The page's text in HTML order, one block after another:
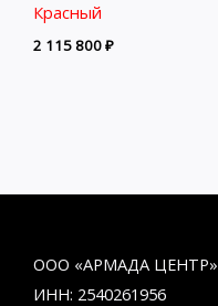
Красный
2 115 800₽
ООО «АРМАДА ЦЕНТР»
ИНН: 2540261956